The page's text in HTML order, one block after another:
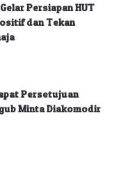
Persiapan HUT
dan Tekan
Persetujuan
Minta Diakomodir